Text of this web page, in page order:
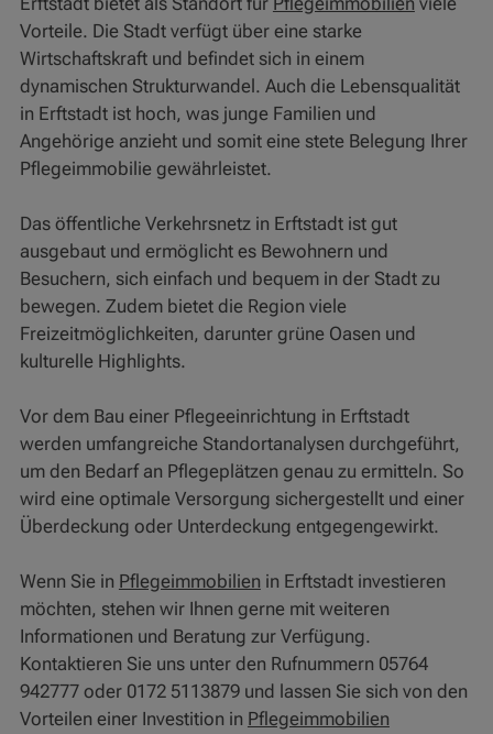
Vorteile. Die Stadt verfügt über eine starke
Wirtschaftskraft und befindet sich in einem
dynamischen Strukturwandel. Auch die Lebensqualität
in Erftstadt ist hoch, was junge Familien und
Angehörige anzieht und somit eine stete Belegung Ihrer
Pflegeimmobilie gewährleistet.
Das öffentliche Verkehrsnetz in Erftstadt ist gut
ausgebaut und ermöglicht es Bewohnern und
Besuchern, sich einfach und bequem in der Stadt zu
bewegen. Zudem bietet die Region viele
Freizeitmöglichkeiten, darunter grüne Oasen und
kulturelle Highlights.
Vor dem Bau einer Pflegeeinrichtung in Erftstadt
werden umfangreiche Standortanalysen durchgeführt,
um den Bedarf an Pflegeplätzen genau zu ermitteln. So
wird eine optimale Versorgung sichergestellt und einer
Überdeckung oder Unterdeckung entgegengewirkt.
Wenn Sie in Pflegeimmobilien in Erftstadt investieren
möchten, stehen wir Ihnen gerne mit weiteren
Informationen und Beratung zur Verfügung.
Kontaktieren Sie uns unter den Rufnummern 05764
942777 oder 0172 5113879 und lassen Sie sich von den
Vorteilen einer Investition in Pflegeimmobilien